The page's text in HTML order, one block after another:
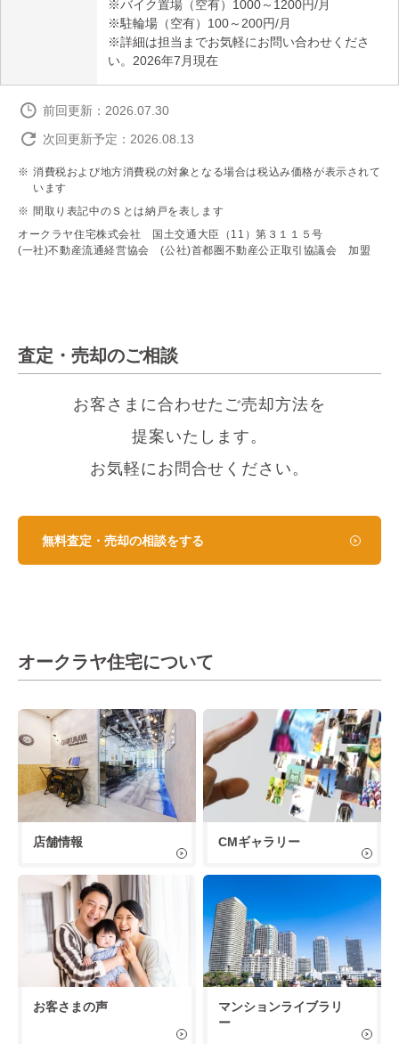
※バイク置場（空有）1000～1200円/月
※駐輪場（空有）100～200円/月
※詳細は担当までお気軽にお問い合わせくださ
い。2026年7月現在
前回更新：2026.07.30
次回更新予定：2026.08.13
消費税および地方消費税の対象となる場合は税込み価格が表示されて
います
間取り表記中のＳとは納戸を表します
オークラヤ住宅株式会社 国土交通大臣（11）第３１１５号
(一社)不動産流通経営協会 (公社)首都圏不動産公正取引協議会 加盟
査定・売却のご相談
お客さまに合わせたご売却方法を
提案いたします。
お気軽にお問合せください。
無料査定・売却の相談をする
オークラヤ住宅について
店舗情報 CMギャラリー
お客さまの声
マンションライブラリ
ー